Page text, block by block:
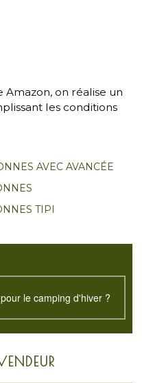
on réalise un
les conditions
AVEC AVANCÉE
TIPI
le camping d'hiver ?